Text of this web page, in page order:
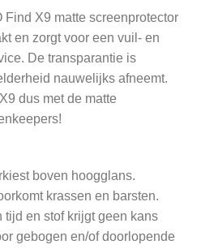
X9 matte screenprotector
en zorgt voor een vuil- en
De transparantie is
nauwelijks afneemt.
dus met de matte
boven hoogglans.
krassen en barsten.
en stof krijgt geen kans
gebogen en/of doorlopende